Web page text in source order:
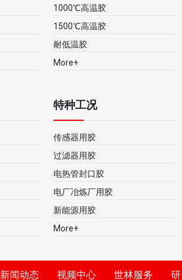
1000℃高温胶
1500℃高温胶
耐低温胶
More+
特种工况
传感器用胶
过滤器用胶
电热管封口胶
电厂冶炼厂用胶
新能源用胶
More+
新闻动态 视频中心 世林服务 研